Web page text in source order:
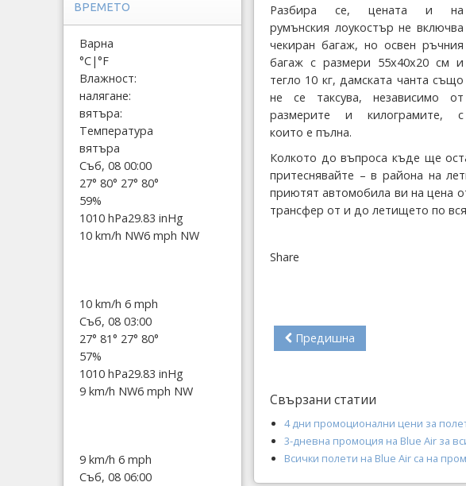
Разбира се, цената и на
румънския лоукостър не включва
чекиран багаж, но освен ръчния
багаж с размери 55х40х20 см и
тегло 10 кг, дамската чанта също
не се таксува, независимо от
размерите и килограмите, с
които е пълна.
Колкото до въпроса къде ще
притеснявайте – в района на
приютят автомобила ви на цена
трансфер от и до летището по
Share
Предишна
Свързани статии
4 дни промоционални цени за
3-дневна промоция на Blue Air за
Всички полети на Blue Air са на
ВРЕМЕТО
Варна
°C|°F
Влажност:
налягане:
вятъра:
Температура
вятъра
Съб, 08 00:00
27° 80° 27° 80°
59%
1010 hPa29.83 inHg
10 km/h NW6 mph NW
10 km/h 6 mph
Съб, 08 03:00
27° 81° 27° 80°
57%
1010 hPa29.83 inHg
9 km/h NW6 mph NW
9 km/h 6 mph
Съб, 08 06:00